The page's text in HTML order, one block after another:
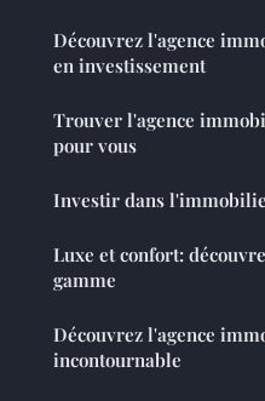
Découvrez l'agence
en investissement
Trouver l'agence
pour vous
Investir dans
Luxe et confort:
gamme
Découvrez l'agence
incontournable